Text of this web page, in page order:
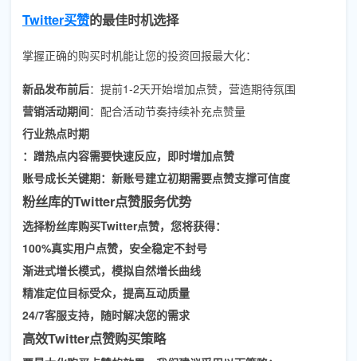
Twitter买赞的最佳时机选择
掌握正确的购买时机能让您的投资回报最大化：
新品发布前后：提前1-2天开始增加点赞，营造期待氛围
营销活动期间：配合活动节奏持续补充点赞量
行业热点时期
：蹭热点内容需要快速反应，即时增加点赞
账号成长关键期：新账号建立初期需要点赞支撑可信度
粉丝库的Twitter点赞服务优势
选择粉丝库购买Twitter点赞，您将获得：
100%真实用户点赞，安全稳定不封号
渐进式增长模式，模拟自然增长曲线
精准定位目标受众，提高互动质量
24/7客服支持，随时解决您的需求
高效Twitter点赞购买策略